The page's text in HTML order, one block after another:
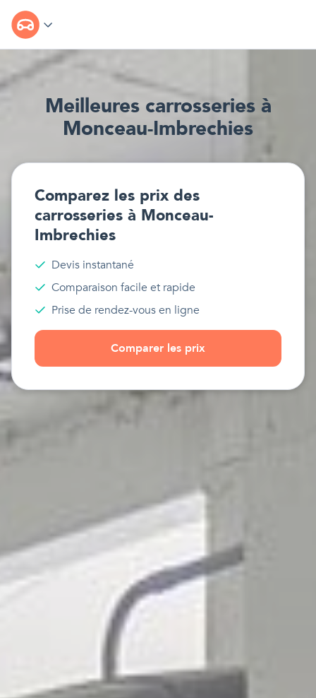
Meilleures carrosseriesà
Monceau-Imbrechies
Comparez les prix des
carrosseries à Monceau-
Imbrechies
Devis instantané
Comparaison facile et rapide
Prise de rendez-vous en ligne
Comparer les prix